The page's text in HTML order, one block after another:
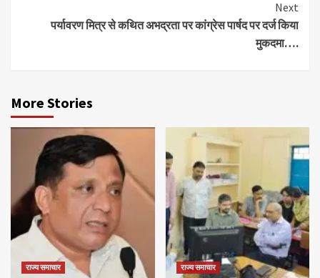
Next
पर्यावरण मित्र से कथित अभद्रता पर कांग्रेस पार्षद पर दर्ज किया
मुकदमा….
More Stories
राज्य समाचार राज्य समाचार